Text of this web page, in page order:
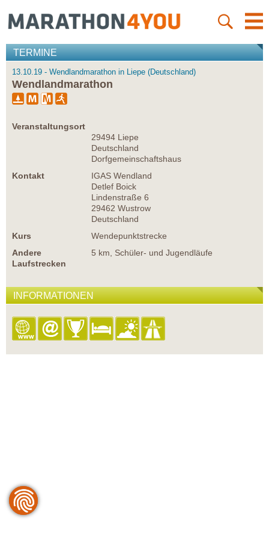
TERMINE
13.10.19 - Wendlandmarathon in Liepe (Deutschland)
Wendlandmarathon
Veranstaltungsort
29494 Liepe
Deutschland
Dorfgemeinschaftshaus
Kontakt
IGAS Wendland
Detlef Boick
Lindenstraße 6
29462 Wustrow
Deutschland
Kurs
Wendepunktstrecke
Andere
Laufstrecken
5 km, Schüler- und Jugendläufe
INFORMATIONEN